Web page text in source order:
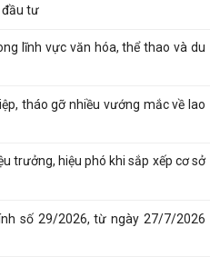
số 29/2026, từ ngày 27/7/2026
TÁC PHỔ BIẾN, GIÁO DỤC
ĐƯỢC CỦA RƠI, TRẢ LẠI NGƯỜI
QUYẾT KHÔNG ĐỂ TÁI LẤN
HIỆU QUẢ TỪ MÔ HÌNH "NGÀY